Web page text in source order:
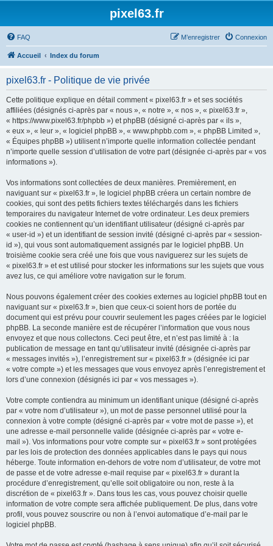
pixel63.fr
FAQ Connexion
M’enregistrer
Accueil Index du forum
pixel63.fr - Politique de vie privée
Cette politique explique en détail comment « pixel63.fr » et ses sociétés
affiliées (désignés ci-après par « nous », « notre », « nos », « pixel63.fr »,
« https://www.pixel63.fr/phpbb ») et phpBB (désigné ci-après par « ils »,
« eux », « leur », « logiciel phpBB », « www.phpbb.com », « phpBB Limited »,
« Équipes phpBB ») utilisent n’importe quelle information collectée pendant
n’importe quelle session d’utilisation de votre part (désignée ci-après par « vos
informations »).
Vos informations sont collectées de deux manières. Premièrement, en
naviguant sur « pixel63.fr », le logiciel phpBB créera un certain nombre de
cookies, qui sont des petits fichiers textes téléchargés dans les fichiers
temporaires du navigateur Internet de votre ordinateur. Les deux premiers
cookies ne contiennent qu’un identifiant utilisateur (désigné ci-après par
« user-id ») et un identifiant de session invité (désigné ci-après par « session-
id »), qui vous sont automatiquement assignés par le logiciel phpBB. Un
troisième cookie sera créé une fois que vous naviguerez sur les sujets de
« pixel63.fr » et est utilisé pour stocker les informations sur les sujets que vous
avez lus, ce qui améliore votre navigation sur le forum.
Nous pouvons également créer des cookies externes au logiciel phpBB tout en
naviguant sur « pixel63.fr », bien que ceux-ci soient hors de portée du
document qui est prévu pour couvrir seulement les pages créées par le logiciel
phpBB. La seconde manière est de récupérer l’information que vous nous
envoyez et que nous collectons. Ceci peut être, et n’est pas limité à : la
publication de message en tant qu’utilisateur invité (désignée ci-après par
« messages invités »), l’enregistrement sur « pixel63.fr » (désignée ici par
« votre compte ») et les messages que vous envoyez après l’enregistrement et
lors d’une connexion (désignés ici par « vos messages »).
Votre compte contiendra au minimum un identifiant unique (désigné ci-après
par « votre nom d’utilisateur »), un mot de passe personnel utilisé pour la
connexion à votre compte (désigné ci-après par « votre mot de passe »), et
une adresse e-mail personnelle valide (désignée ci-après par « votre e-
mail »). Vos informations pour votre compte sur « pixel63.fr » sont protégées
par les lois de protection des données applicables dans le pays qui nous
héberge. Toute information en-dehors de votre nom d’utilisateur, de votre mot
de passe et de votre adresse e-mail requise par « pixel63.fr » durant la
procédure d’enregistrement, qu’elle soit obligatoire ou non, reste à la
discrétion de « pixel63.fr ». Dans tous les cas, vous pouvez choisir quelle
information de votre compte sera affichée publiquement. De plus, dans votre
profil, vous pouvez souscrire ou non à l’envoi automatique d’e-mail par le
logiciel phpBB.